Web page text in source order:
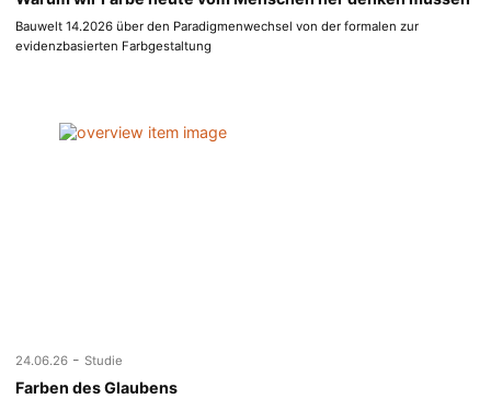
Bauwelt 14.2026 über den Paradigmenwechsel von der formalen zur
evidenzbasierten Farbgestaltung
24.06.26 - Studie
Farben des Glaubens